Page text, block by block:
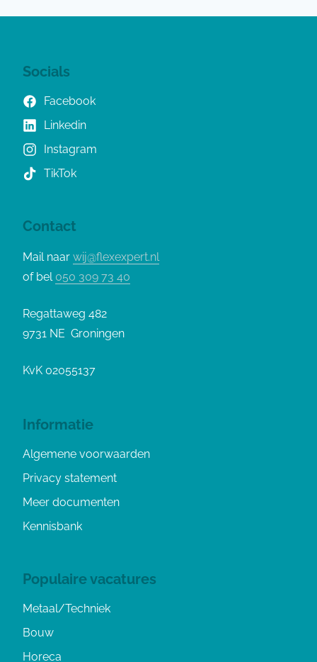
Socials
Facebook
Linkedin
Instagram
TikTok
Contact
Mail naar wij@flexexpert.nl
of bel 050 309 73 40
Regattaweg 482
9731 NE Groningen
KvK 02055137
Informatie
Algemene voorwaarden
Privacy statement
Meer documenten
Kennisbank
Populaire vacatures
Metaal/Techniek
Bouw
Horeca